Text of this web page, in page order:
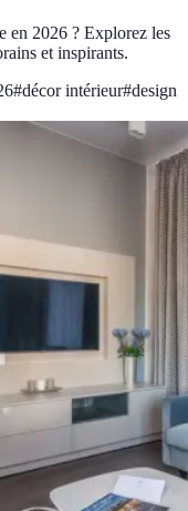
en 2026 ? Explorez les
et inspirants.
#décor intérieur#design